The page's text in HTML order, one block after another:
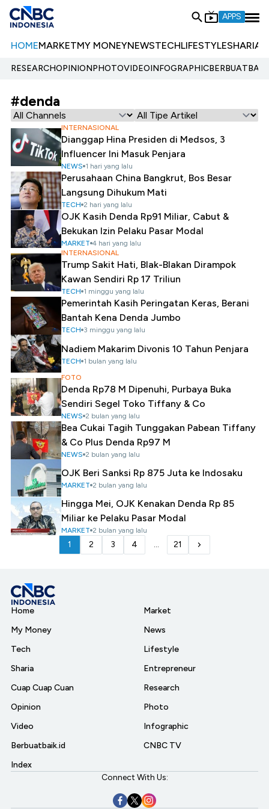
APPS
HOMEMARKETMY MONEYNEWSTECHLIFESTYLESHARIA
RESEARCHOPINIONPHOTOVIDEOINFOGRAPHIC
#denda
INTERNASIONAL
Dianggap Hina Presiden di Medsos, 3
Influencer Ini Masuk Penjara
NEWS 1 hari yang lalu
Perusahaan China Bangkrut, Bos Besar
Langsung Dihukum Mati
TECH 2 hari yang lalu
OJK Kasih Denda Rp91 Miliar, Cabut &
Bekukan Izin Pelaku Pasar Modal
MARKET 4 hari yang lalu
INTERNASIONAL
Trump Sakit Hati, Blak-Blakan Dirampok
Kawan Sendiri Rp 17 Triliun
TECH 1 minggu yang lalu
Pemerintah Kasih Peringatan Keras, Berani
Bantah Kena Denda Jumbo
TECH 3 minggu yang lalu
Nadiem Makarim Divonis 10 Tahun Penjara
TECH 1 bulan yang lalu
FOTO
Denda Rp78 M Dipenuhi, Purbaya Buka
Sendiri Segel Toko Tiffany & Co
NEWS 2 bulan yang lalu
Bea Cukai Tagih Tunggakan Pabean Tiffany
& Co Plus Denda Rp97 M
NEWS 2 bulan yang lalu
OJK Beri Sanksi Rp 875 Juta ke Indosaku
MARKET 2 bulan yang lalu
Hingga Mei, OJK Kenakan Denda Rp 85
Miliar ke Pelaku Pasar Modal
MARKET 2 bulan yang lalu
1 2 3 4 ... 21
Home
My Money
Tech
Sharia
Cuap Cuap Cuan
Opinion
Video
Berbuatbaik.id
Index
Market
News
Lifestyle
Entrepreneur
Research
Photo
Infographic
CNBC TV
Connect With Us: